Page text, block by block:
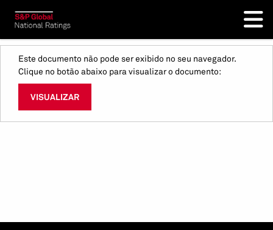
Este documento não pode ser exibido no seu navegador.
Clique no botão abaixo para visualizar o documento:
VISUALIZAR